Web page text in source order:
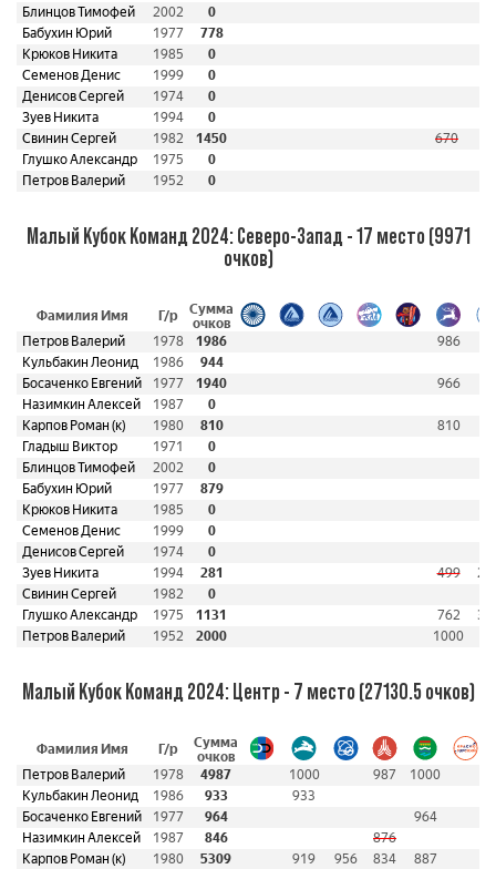
Блинцов Тимофей
2002
0
Бабухин Юрий
1977
778
Крюков Никита
1985
0
Семенов Денис
1999
0
Денисов Сергей
1974
0
Зуев Никита
1994
0
Свинин Сергей
1982 1450
670
Глушко Александр
1975
0
Петров Валерий
1952 0
Малый Кубок Команд 2024: Северо-Запад - 17 место (9971
очков)
Фамилия Имя Г/р
Сумма
очков
Петров Валерий
1978 1986
986
Кульбакин Леонид
1986
944
Босаченко Евгений
1977 1940
966
Назимкин Алексей
1987
0
Карпов Роман (к)
1980 810
810
Гладыш Виктор
1971
0
Блинцов Тимофей
2002
0
Бабухин Юрий
1977
879
Крюков Никита
1985
0
Семенов Денис
1999
0
Денисов Сергей
1974
0
Зуев Никита
1994 281 499
Свинин Сергей
1982
0
Глушко Александр
1975 1131 762
Петров Валерий
1952 2000 1000
Малый Кубок Команд 2024: Центр - 7 место (27130.5 очков)
Фамилия Имя Г/р
Сумма
очков
Петров Валерий
1978 4987 1000 987
1000
Кульбакин Леонид
1986 933
933
Босаченко Евгений
1977 964
964
Назимкин Алексей
1987 846
876
Карпов Роман (к)
1980 5309 919 956 834
887